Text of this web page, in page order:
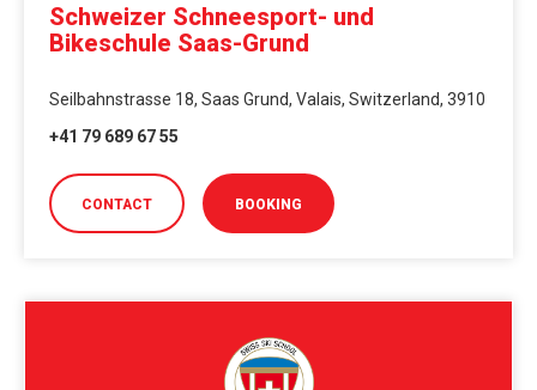
Schweizer Schneesport- und
Bikeschule Saas-Grund
Seilbahnstrasse 18, Saas Grund, Valais, Switzerland, 3910
+41 79 689 67 55
CONTACT BOOKING